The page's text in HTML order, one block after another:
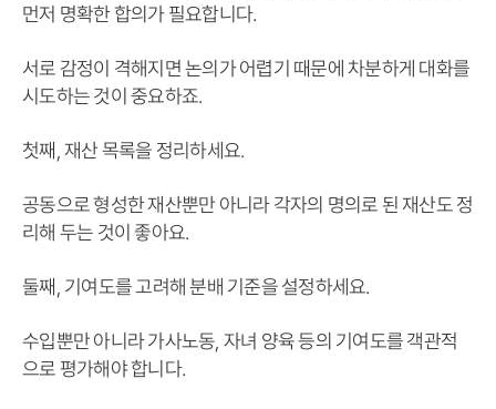
먼저 명확한 합의가 필요합니다.
서로 감정이 격해지면 논의가 어렵기 때문에 차분하게 대화를
시도하는 것이 중요하죠.
첫째, 재산 목록을 정리하세요.
공동으로 형성한 재산뿐만 아니라 각자의 명의로 된 재산도 정
리해 두는 것이 좋아요.
둘째, 기여도를 고려해 분배 기준을 설정하세요.
수입뿐만 아니라 가사노동, 자녀 양육 등의 기여도를 객관적
으로 평가해야 합니다.